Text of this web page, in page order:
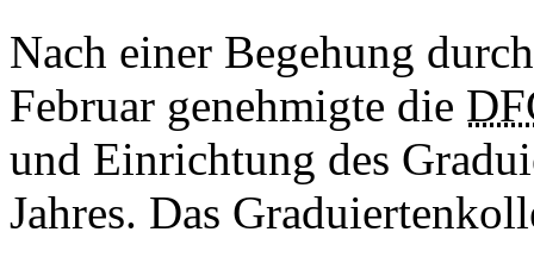
Nach einer Begehung
Februar genehmigte die
und Einrichtung des
Jahres. Das